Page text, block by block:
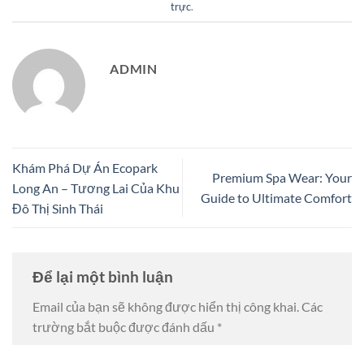
trực.
ADMIN
Khám Phá Dự Án Ecopark
Long An – Tương Lai Của Khu
Đô Thị Sinh Thái
Premium Spa Wear: Your
Guide to Ultimate Comfort
Để lại một bình luận
Email của bạn sẽ không được hiển thị công khai.Các
trường bắt buộc được đánh dấu *